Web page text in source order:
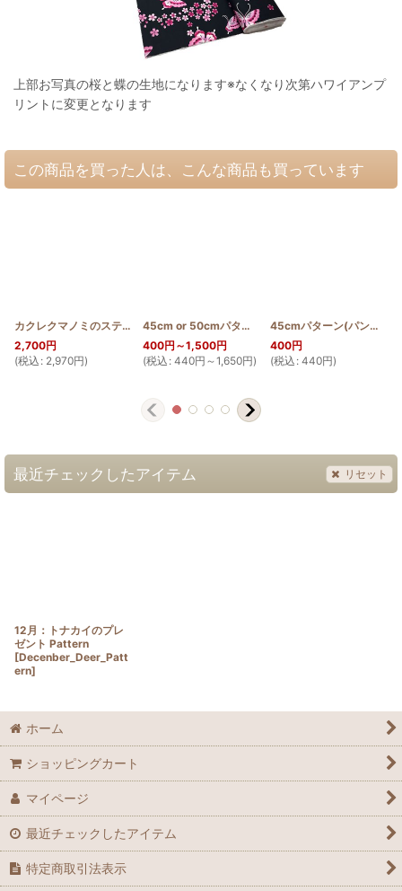
上部お写真の桜と蝶の生地になります※なくなり次第ハワイアンプ
リントに変更となります
この商品を買った人は、こんな商品も買っています
カクレクマノミのステンドグラスキルトタペストリー20_25 [
2,700円
(税込 : 2,970円)
45cm or 50cmパターン(カニ) [
400円 ～1,500円
(税込 : 440円 ～1,650円)
45cmパターン(パンの木)
400円
(税込 : 440円)
最近チェックしたアイテム リセット
12月：トナカイのプレ
ゼント Pattern
[Decenber_Deer_Patt
ern]
ホーム
ショッピングカート
マイページ
最近チェックしたアイテム
特定商取引法表示